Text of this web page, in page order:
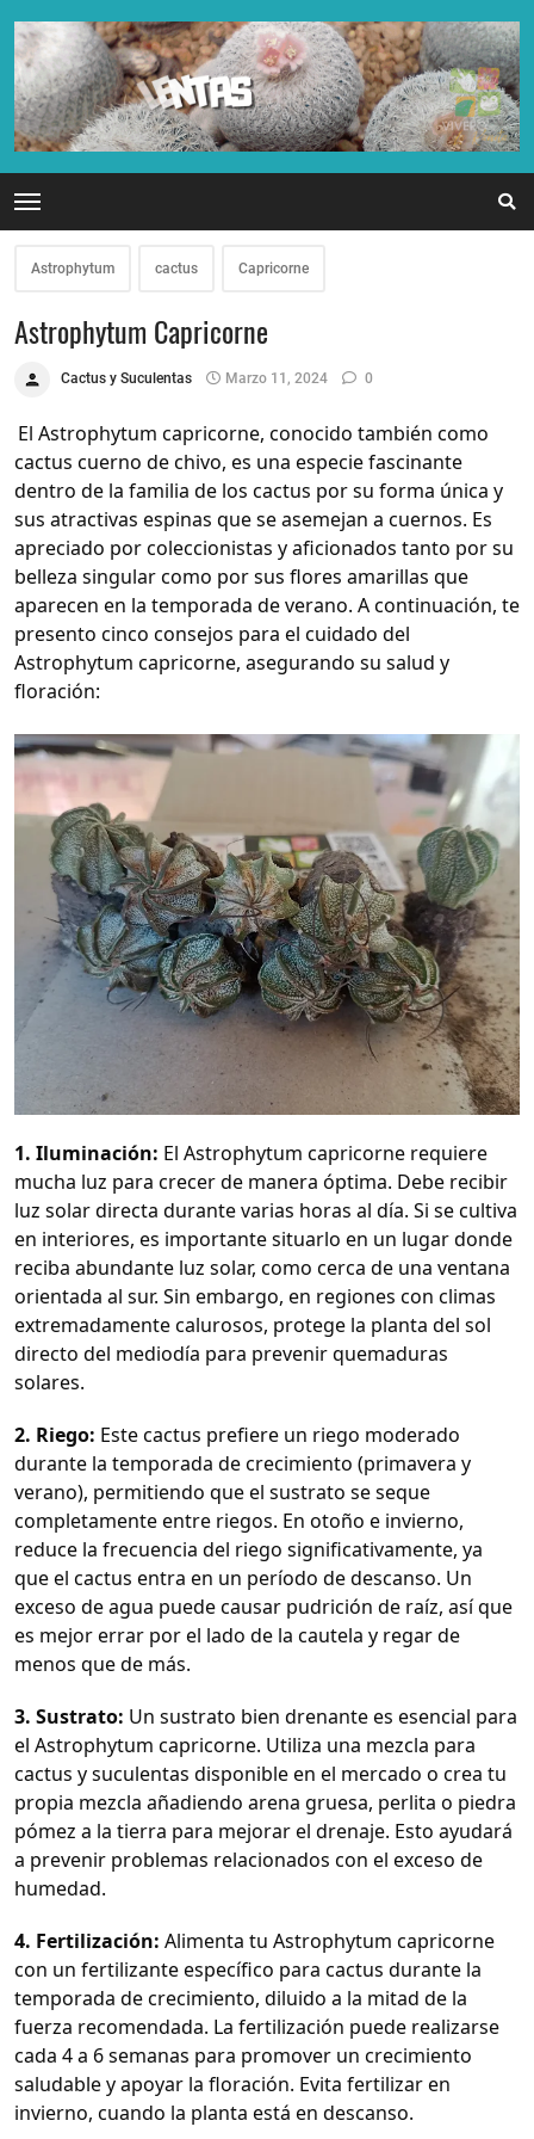
Astrophytum cactus Capricorne
Astrophytum Capricorne
Cactus y Suculentas Marzo 11, 2024 0
El Astrophytum capricorne, conocido también como
cactus cuerno de chivo, es una especie fascinante
dentro de la familia de los cactus por su forma única y
sus atractivas espinas que se asemejan a cuernos. Es
apreciado por coleccionistas y aficionados tanto por su
belleza singular como por sus flores amarillas que
aparecen en la temporada de verano. A continuación, te
presento cinco consejos para el cuidado del
Astrophytum capricorne, asegurando su salud y
floración:
1. Iluminación: El Astrophytum capricorne requiere
mucha luz para crecer de manera óptima. Debe recibir
luz solar directa durante varias horas al día. Si se cultiva
en interiores, es importante situarlo en un lugar donde
reciba abundante luz solar, como cerca de una ventana
orientada al sur. Sin embargo, en regiones con climas
extremadamente calurosos, protege la planta del sol
directo del mediodía para prevenir quemaduras
solares.
2. Riego: Este cactus prefiere un riego moderado
durante la temporada de crecimiento (primavera y
verano), permitiendo que el sustrato se seque
completamente entre riegos. En otoño e invierno,
reduce la frecuencia del riego significativamente, ya
que el cactus entra en un período de descanso. Un
exceso de agua puede causar pudrición de raíz, así que
es mejor errar por el lado de la cautela y regar de
menos que de más.
3. Sustrato: Un sustrato bien drenante es esencial para
el Astrophytum capricorne. Utiliza una mezcla para
cactus y suculentas disponible en el mercado o crea tu
propia mezcla añadiendo arena gruesa, perlita o piedra
pómez a la tierra para mejorar el drenaje. Esto ayudará
a prevenir problemas relacionados con el exceso de
humedad.
4. Fertilización: Alimenta tu Astrophytum capricorne
con un fertilizante específico para cactus durante la
temporada de crecimiento, diluido a la mitad de la
fuerza recomendada. La fertilización puede realizarse
cada 4 a 6 semanas para promover un crecimiento
saludable y apoyar la floración. Evita fertilizar en
invierno, cuando la planta está en descanso.